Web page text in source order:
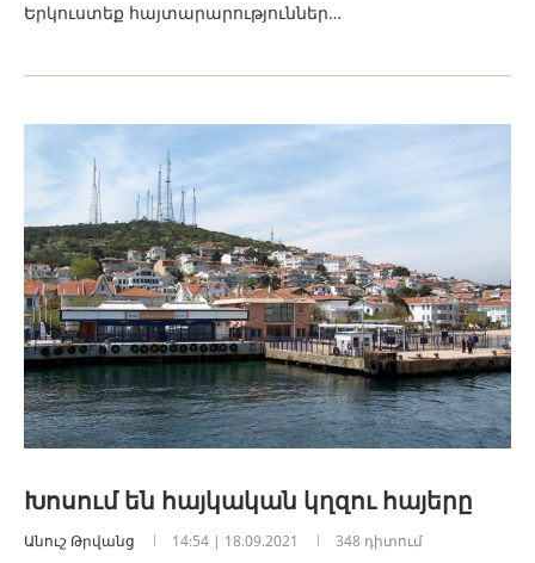
Երկուստեք հայտարարություններ…
Խոսում են հայկական կղզու հայերը
Անուշ Թրվանց 14:54 | 18.09.2021 348 դիտում